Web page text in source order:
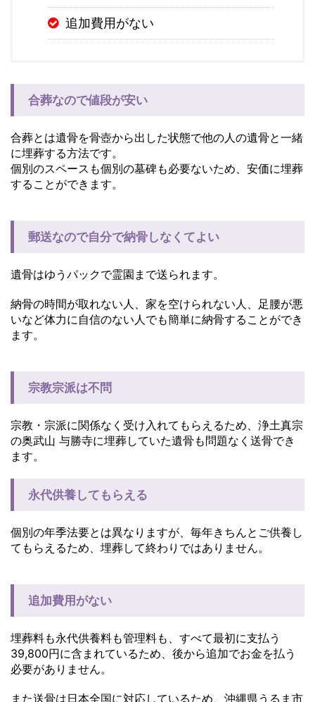
追加費用がない
合葬なので値段が安い
合葬とは遺骨を骨壺から出した状態で他の人の遺骨と一緒
に埋葬する方法です。
個別のスペースも個別の墓碑も必要ないため、安価に埋葬
することができます。
郵送なので自分で納骨しなくてよい
遺骨はゆうパックで霊園まで送られます。
納骨の時間が取れない人、家を空けられない人、足腰が悪
いなど体力に自信のない人でも簡単に納骨することができ
ます。
宗教宗派は不問
宗教・宗派に関係なく受け入れてもらえるため、浄土真宗
の奥武山 与勝寺に埋葬していた遺骨も問題なく送骨でき
ます。
永代供養してもらえる
個別の年季法要とは異なりますが、毎年きちんとご供養し
てもらえるため、埋葬して終わりではありません。
追加費用がない
埋葬料も永代供養料も管理料も、すべて最初に支払う
39,800円に含まれているため、後から追加でお金を払う
必要がありません。
また送骨は日本全国に対応しているため、沖縄県うるま市